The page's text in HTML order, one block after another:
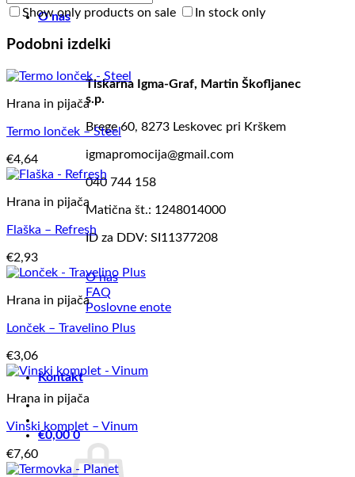
O nas
Tiskarna Igma-Graf, Martin Škofljanec
s.p.
Brege 60, 8273 Leskovec pri Krškem
igmapromocija@gmail.com
040 744 158
Matična št.: 1248014000
ID za DDV: SI11377208
O nas
FAQ
Poslovne enote
Kontakt
€0,00 0
Show only products on sale In stock only
Podobni izdelki
Hrana in pijača
Termo lonček – Steel
€4,64
Hrana in pijača
Flaška – Refresh
€2,93
Hrana in pijača
Lonček – Travelino Plus
€3,06
Hrana in pijača
Vinski komplet – Vinum
€7,60